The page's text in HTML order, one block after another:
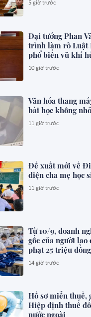
5 giờ trước
Đại tướng Phan
trình làm rõ Luật
phổ biến vũ khí
10 giờ trước
Văn hóa thang
bài học không nhỏ
11 giờ trước
Đề xuất mới về
diện cha mẹ học
11 giờ trước
Từ 10/9, doanh
gốc của người lao
phạt 25 triệu đồng
14 giờ trước
Hồ sơ miễn thuế,
Hiệp định thuế
nước ngoài